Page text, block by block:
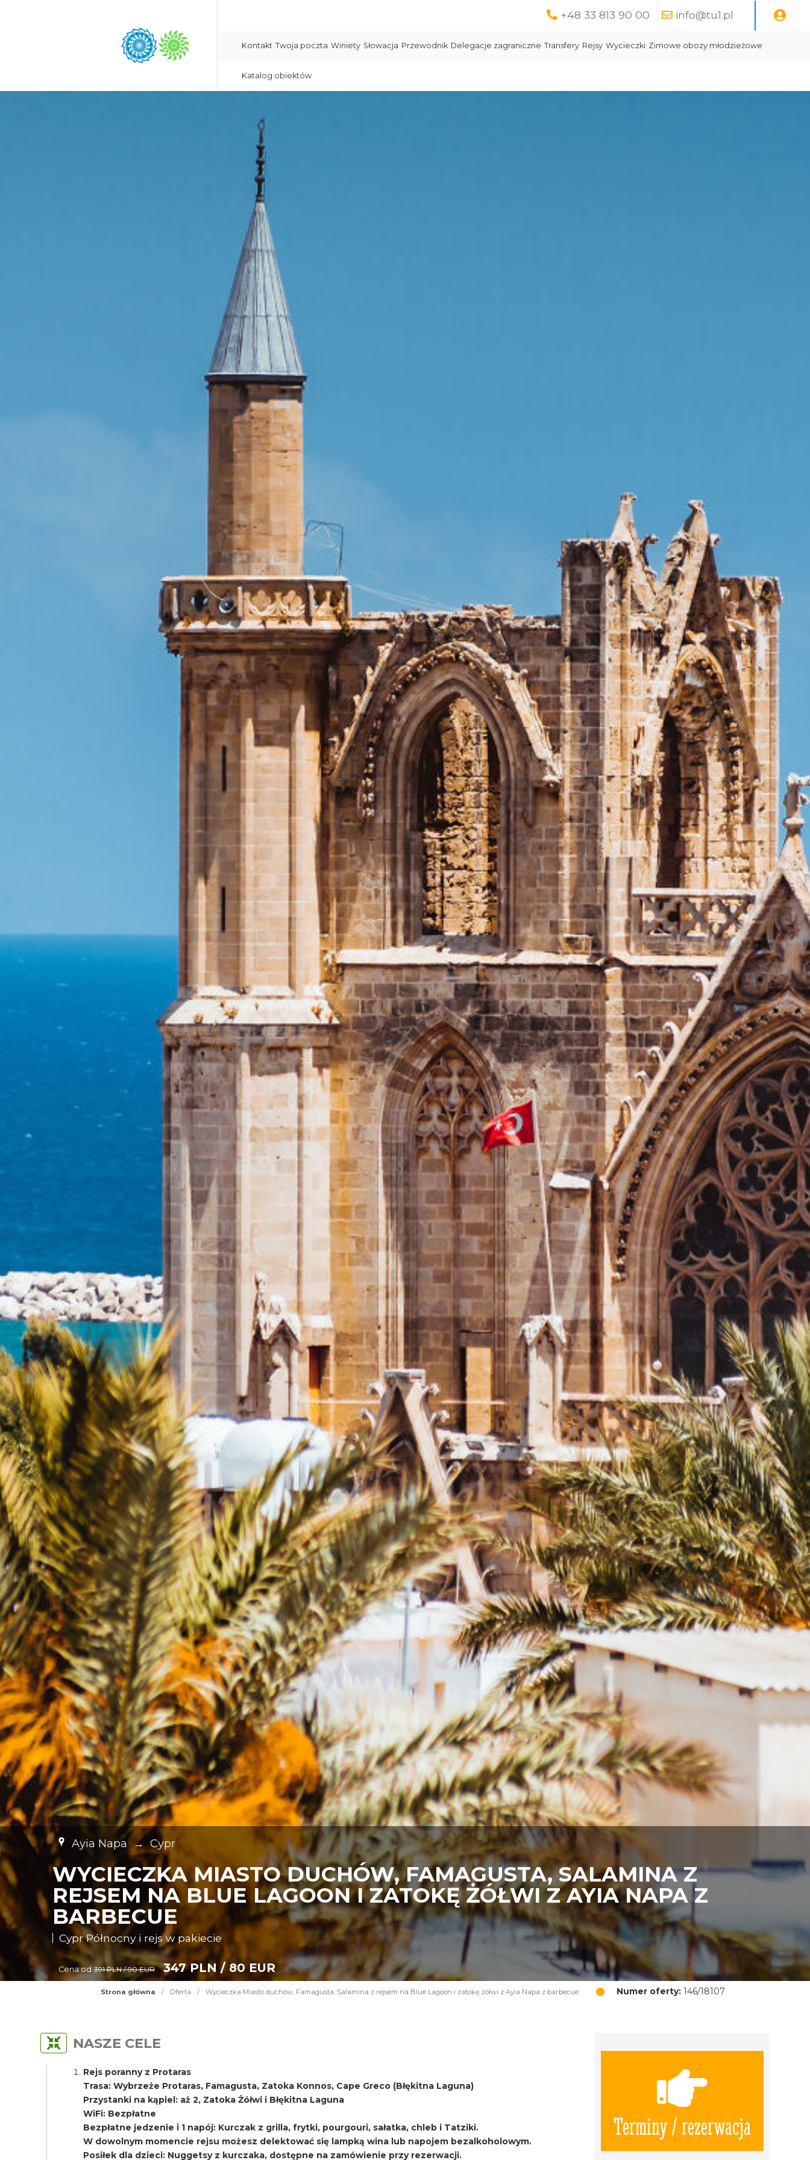
+48 33 813 90 00 info@tu1.pl
Kontakt Twoja poczta Winiety Słowacja Przewodnik Delegacje zagraniczne Transfery Rejsy Wycieczki Zimowe obozy młodzieżowe
Katalog obiektów
Ayia Napa → Cypr
WYCIECZKA MIASTO DUCHÓW, FAMAGUSTA, SALAMINA Z
REJSEM NA BLUE LAGOON I ZATOKĘ ŻÓŁWI Z AYIA NAPA Z
BARBECUE
Cypr Północny i rejs w pakiecie
Cena od 391 PLN / 90 EUR 347 PLN / 80 EUR
Strona główna / Oferta / Wycieczka Miasto duchów, Famagusta, Salamina z rejsem na Blue Lagoon i zatokę żółwi z Ayia Napa z barbecue Numer oferty:146/18107
Terminy / rezerwacja
NASZE CELE
Rejs poranny z Protaras
Trasa: Wybrzeże Protaras, Famagusta, Zatoka Konnos, Cape Greco (Błękitna Laguna)
Przystanki na kąpiel: aż 2, Zatoka Żółwi i Błękitna Laguna
WiFi: Bezpłatne
Bezpłatne jedzenie i 1 napój: Kurczak z grilla, frytki, pourgouri, sałatka, chleb i Tatziki.
W dowolnym momencie rejsu możesz delektować się lampką wina lub napojem bezalkoholowym.
Posiłek dla dzieci: Nuggetsy z kurczaka, dostępne na zamówienie przy rezerwacji.